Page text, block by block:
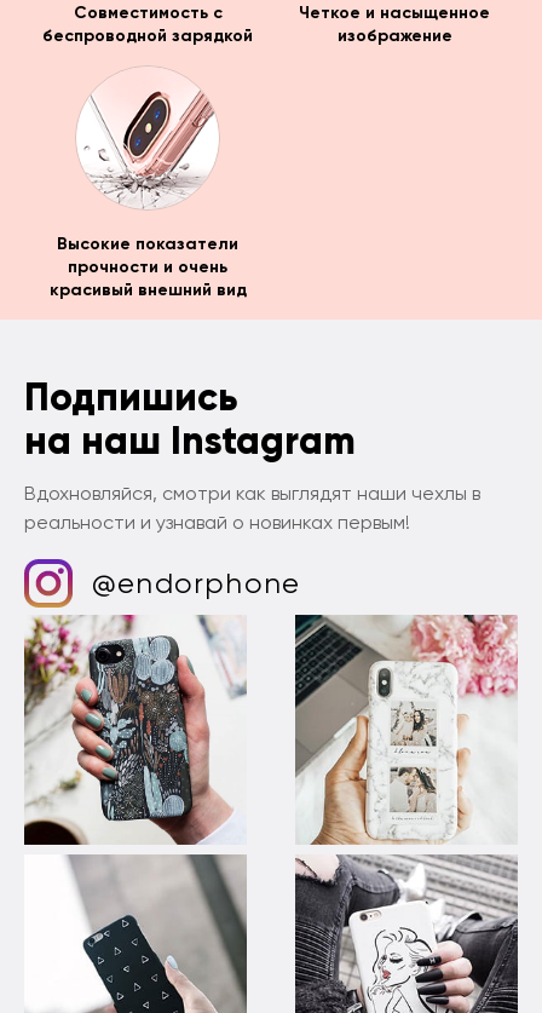
Совместимость с
беспроводной зарядкой
Четкое и насыщенное
изображение
Высокие показатели
прочности и очень
красивый внешний вид
Подпишись
на наш Instagram
Вдохновляйся, смотри как выглядят наши чехлы в
реальности и узнавай о новинках первым!
@endorphone